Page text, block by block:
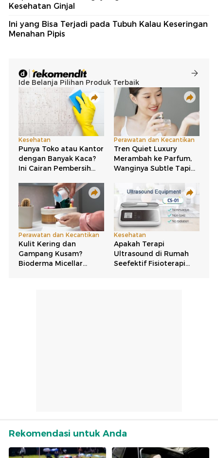
Kesehatan Ginjal
Ini yang Bisa Terjadi pada Tubuh Kalau Keseringan
Menahan Pipis
Rekomendasi untuk Anda